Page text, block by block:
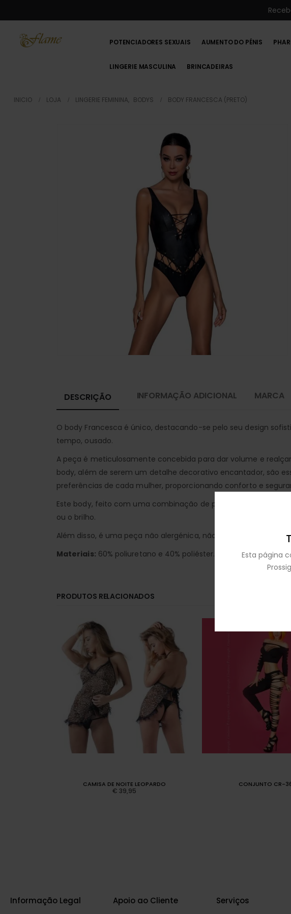
Esta página
POTENCIADORES SEXUAIS AUMENTO DO PÉNIS
LINGERIE MASCULINA BRINCADEIRAS
INICIO LOJA LINGERIE FEMININA BODYS BODY FRANCESCA (PRETO)
DESCRIÇÃO INFORMAÇÃO ADICIONAL MARCA
O body Francesca é único, destacando-se pelo seu design
tempo, ousado.
A peça é meticulosamente concebida para dar volume e
body, além de serem um detalhe decorativo encantador, são
preferências de cada mulher, proporcionando conforto e
Este body, feito com uma combinação de poliuretano e
ou o brilho.
Além disso, é uma peça não alergénica, não descolora e não
Materiais: 60% poliuretano e 40% poliéster.
PRODUTOS RELACIONADOS
CAMISA DE NOITE LEOPARDO
€ 39,95
CONJUNTO CR-
Informação Legal Apoio ao Cliente Serviços